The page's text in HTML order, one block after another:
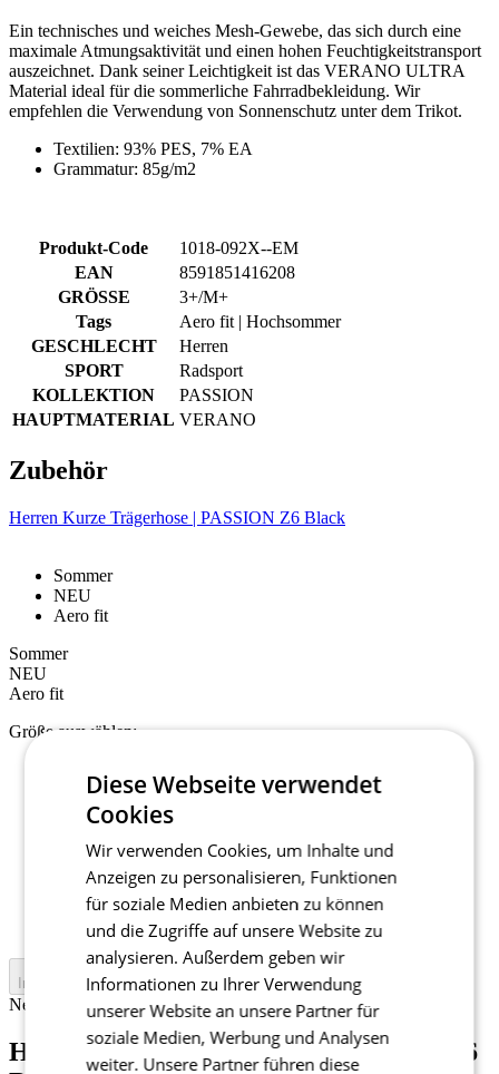
Ein technisches und weiches Mesh-Gewebe, das sich durch eine
maximale Atmungsaktivität und einen hohen Feuchtigkeitstransport
auszeichnet. Dank seiner Leichtigkeit ist das VERANO ULTRA
Material ideal für die sommerliche Fahrradbekleidung. Wir
empfehlen die Verwendung von Sonnenschutz unter dem Trikot.
Textilien: 93% PES, 7% EA
Grammatur: 85g/m2
Produkt-Code
1018-092X--EM
EAN
8591851416208
GRÖSSE
3+/M+
Tags
Aero fit | Hochsommer
GESCHLECHT
Herren
SPORT
Radsport
KOLLEKTION
PASSION
HAUPTMATERIAL VERANO
Zubehör
Herren Kurze Trägerhose | PASSION Z6 Black
Sommer
NEU
Aero fit
Sommer
NEU
Aero fit
Größe auswählen:
5/XL
6/XXL
7/3XL
1+/XS+
2+/S+
3+/M+
In den Warenkorb legen
Nejprve vyberte variantu
Herren Kurze Trägerhose | PASSION Z6
Diese Webseite verwendet
Cookies
Wir verwenden Cookies, um Inhalte und
Anzeigen zu personalisieren, Funktionen
für soziale Medien anbieten zu können
und die Zugriffe auf unsere Website zu
analysieren. Außerdem geben wir
Informationen zu Ihrer Verwendung
unserer Website an unsere Partner für
soziale Medien, Werbung und Analysen
weiter. Unsere Partner führen diese